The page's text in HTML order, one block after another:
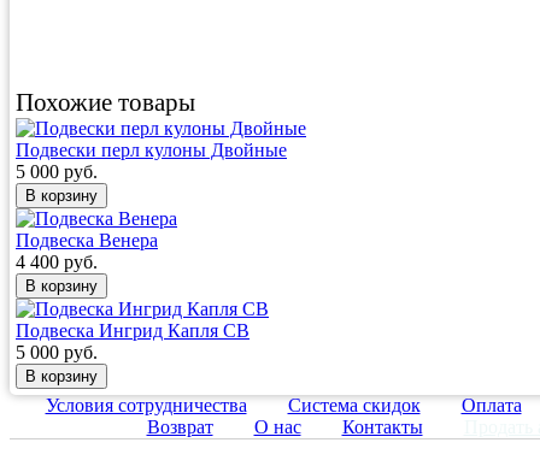
Похожие товары
Подвески перл кулоны Двойные
5 000 руб.
Подвеска Венера
4 400 руб.
Подвеска Ингрид Капля СB
5 000 руб.
Условия сотрудничества Система скидок
Оплата
Возврат
О нас Контакты